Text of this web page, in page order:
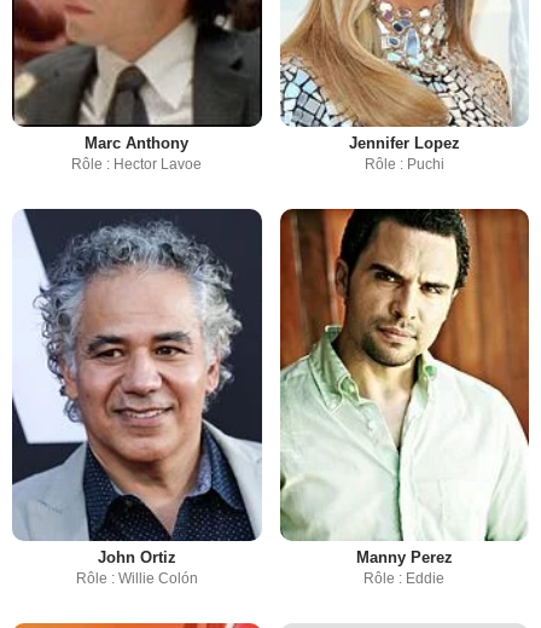
Marc Anthony
Rôle : Hector Lavoe
Jennifer Lopez
Rôle : Puchi
John Ortiz
Rôle : Willie Colón
Manny Perez
Rôle : Eddie